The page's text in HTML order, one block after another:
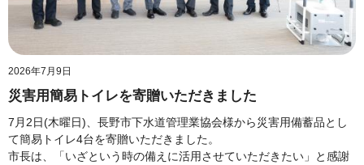
2026年7月9日
災害用簡易トイレを寄贈いただきました
7月2日(木曜日)、長野市下水道管理業協会様から災害用備蓄品とし
て簡易トイレ4台を寄贈いただきました。
市長は、「いざという時の備えに活用させていただきたい」と感謝